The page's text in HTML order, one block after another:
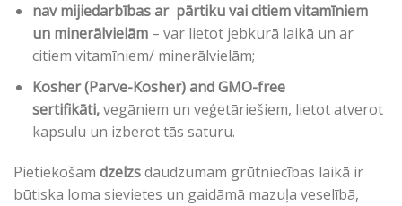
nav mijiedarbības ar pārtiku vai citiem vitamīniem
un minerālvielām– var lietot jebkurā laikā un ar
citiem vitamīniem/ minerālvielām;
Kosher (Parve-Kosher) and GMO-free
sertifikāti,vegāniem un veģetāriešiem, lietot atverot
kapsulu un izberot tās saturu.
Pietiekošam dzelzsdaudzumam grūtniecības laikā ir
būtiska loma sievietes un gaidāmā mazuļa veselībā,